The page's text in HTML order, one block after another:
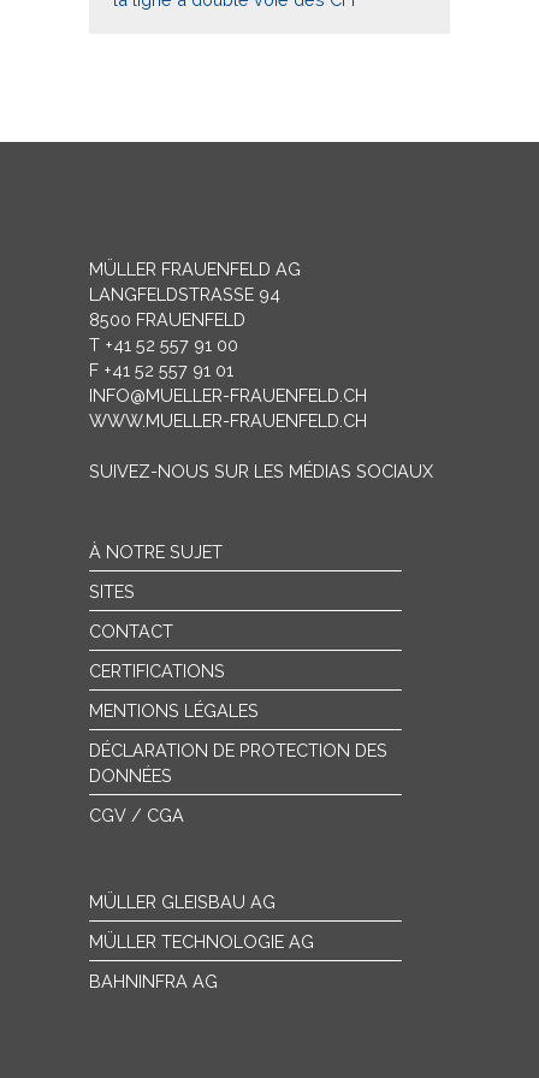
MÜLLER FRAUENFELD AG
LANGFELDSTRASSE 94
8500 FRAUENFELD
T +41 52 557 91 00
F +41 52 557 91 01
INFO@MUELLER-FRAUENFELD.CH
WWW.MUELLER-FRAUENFELD.CH
SUIVEZ-NOUS SUR LES MÉDIAS SOCIAUX
À NOTRE SUJET
SITES
CONTACT
CERTIFICATIONS
MENTIONS LÉGALES
DÉCLARATION DE PROTECTION DES
DONNÉES
CGV / CGA
MÜLLER GLEISBAU AG
MÜLLER TECHNOLOGIE AG
BAHNINFRA AG